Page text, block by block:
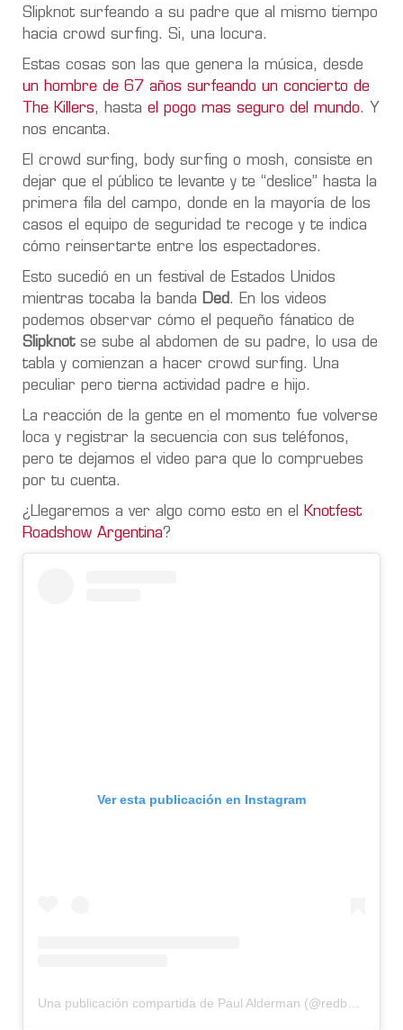
Slipknot surfeando a su padre que al mismo tiempo
hacia crowd surfing. Si, una locura.
Estas cosas son las que genera la música, desde
un hombre de 67 años surfeando un concierto de
The Killers, hasta el pogo mas seguro del mundo. Y
nos encanta.
El crowd surfing, body surfing o mosh, consiste en
dejar que el público te levante y te “deslice” hasta la
primera fila del campo, donde en la mayoría de los
casos el equipo de seguridad te recoge y te indica
cómo reinsertarte entre los espectadores.
Esto sucedió en un festival de Estados Unidos
mientras tocaba la banda Ded. En los videos
podemos observar cómo el pequeño fánatico de
Slipknotse sube al abdomen de su padre, lo usa de
tabla y comienzan a hacer crowd surfing. Una
peculiar pero tierna actividad padre e hijo.
La reacción de la gente en el momento fue volverse
loca y registrar la secuencia con sus teléfonos,
pero te dejamos el video para que lo compruebes
por tu cuenta.
¿Llegaremos a ver algo como esto en el
Knotfest
Roadshow Argentina?
Ver esta publicación en Instagram